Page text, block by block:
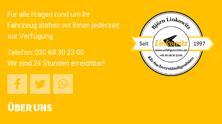
Für alle Fragen rund um Ihr
Fahrzeug stehen wir Ihnen jederzeit
zur Verfügung.
Telefon: 030 68 30 23 00
Wir sind 24 Stunden erreichbar!
ÜBER UNS